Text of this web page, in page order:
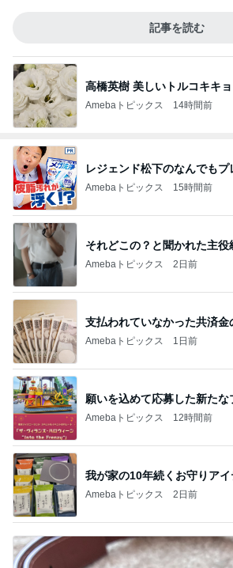
記事を読む
高橋英樹 美しいトルコキキ
Amebaトピックス 14時間前
レジェンド松下のなんでもプ
Amebaトピックス 15時間前
それどこの？と聞かれた主役
Amebaトピックス 2日前
支払われていなかった共済金
Amebaトピックス 1日前
願いを込めて応募した新たな
Amebaトピックス 12時間前
我が家の10年続くお守りアイ
Amebaトピックス 2日前